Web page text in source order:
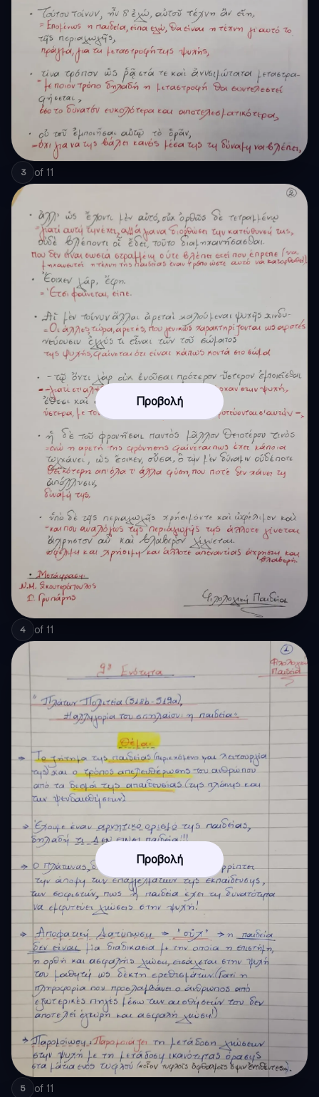
3 of 11
Προβολή
4 of 11
Προβολή
5 of 11